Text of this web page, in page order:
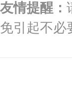
友情提醒：
免引起不必